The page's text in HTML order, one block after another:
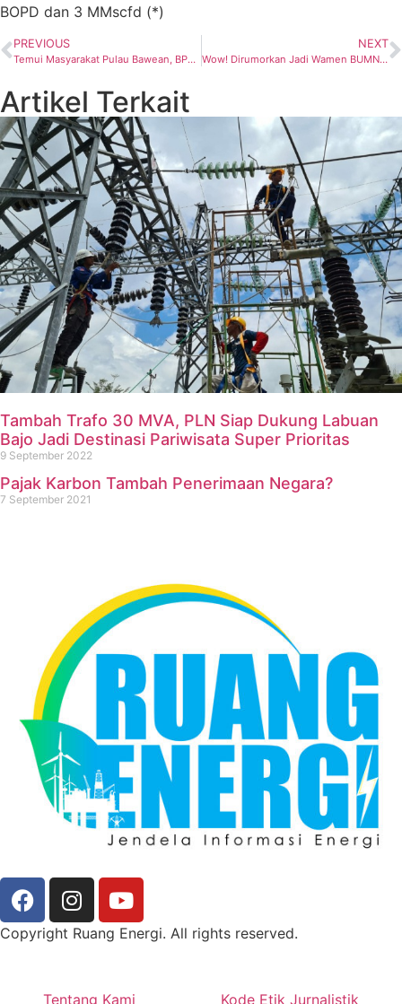
BOPD dan 3 MMscfd (*)
PREVIOUS
Temui Masyarakat Pulau Bawean, BPH Migas Tegaskan Upaya Beri Kemudahan Akses BBM Subsidi Bagi yang Berhak
NEXT
Wow! Dirumorkan Jadi Wamen BUMN, Ini Dia Profil Singkat Rosan Roeslani
Artikel Terkait
Tambah Trafo 30 MVA, PLN Siap Dukung Labuan
Bajo Jadi Destinasi Pariwisata Super Prioritas
9 September 2022
Pajak Karbon Tambah Penerimaan Negara?
7 September 2021
Copyright Ruang Energi. All rights reserved.
Tentang Kami Kode Etik Jurnalistik